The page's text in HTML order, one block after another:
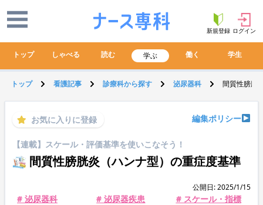
新規登録 ログイン
トップ しゃべる 読む 学ぶ 働く 学生
トップ 看護記事 診療科から探す 泌尿器科 間質性膀胱
お気に入りに登録 編集ポリシー
【連載】スケール・評価基準を使いこなそう！
間質性膀胱炎（ハンナ型）の重症度基準
公開日: 2025/1/15
# 泌尿器科 # 泌尿器疾患 # スケール・指標